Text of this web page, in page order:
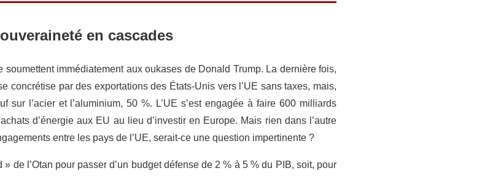
en cascades
immédiatement aux oukases de Donald Trump. La dernière fois,
concrétise par des exportations des États-Unis vers l’UE sans taxes, mais,
sur l’acier et l’aluminium, 50 %. L’UE s’est engagée à faire 600 milliards
d’énergie aux EU au lieu d’investir en Europe. Mais rien dans l’autre
entre les pays de l’UE, serait-ce une question impertinente ?
» de l’Otan pour passer d’un budget défense de 2 % à 5 % du PIB, soit, pour